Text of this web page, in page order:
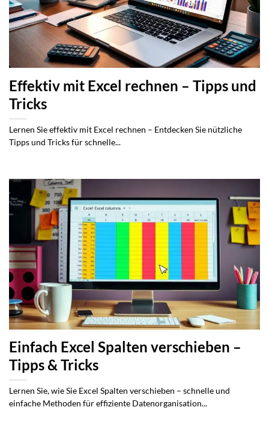
Effektiv mit Excel rechnen – Tipps und
Tricks
Lernen Sie effektiv mit Excel rechnen – Entdecken Sie nützliche
Tipps und Tricks für schnelle...
Einfach Excel Spalten verschieben –
Tipps & Tricks
Lernen Sie, wie Sie Excel Spalten verschieben – schnelle und
einfache Methoden für effiziente Datenorganisation...